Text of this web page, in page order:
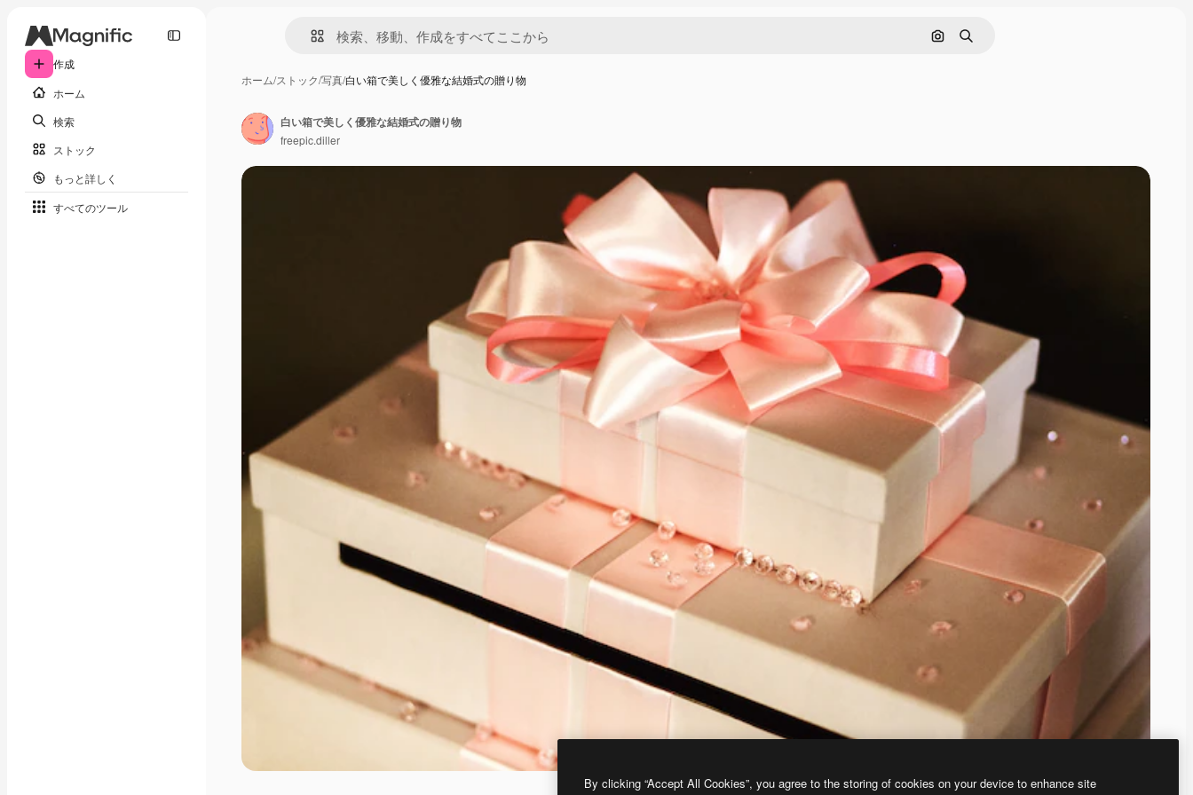
作成
ホーム
検索
ストック
もっと詳しく
すべてのツール
画像で検索
検索
ホーム/ストック/写真/白い箱で美しく優雅な結婚式の贈り物
白い箱で美しく優雅な結婚式の贈り物
freepic.diller
By clicking “Accept All Cookies”, you agree to the storing of cookies on your device to enhance site